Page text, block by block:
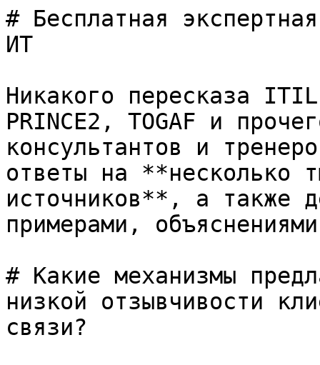
# Бесплатная
ИТ
Никакого пересказа
PRINCE2, TOGAF и
консультантов и
ответы на **несколько
источников**, а также
примерами,
# Какие механизмы
низкой отзывчивости
связи?